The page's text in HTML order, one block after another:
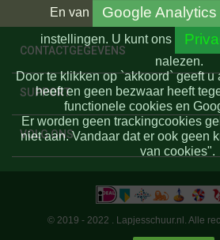
CONTACTGEGEVENS
SUPPORT
VOLG ONS
En van Google Analytics
instellingen. U kunt ons
nalezen.
Door te klikken op `akkoord` geeft u
heeft en geen bezwaar heeft
functionele cookies en
Er worden geen trackingcookies
niet aan. Vandaar dat er ook geen
van cookies".
© 2019 - 2022 . Lapjesschuur.nl. Alle